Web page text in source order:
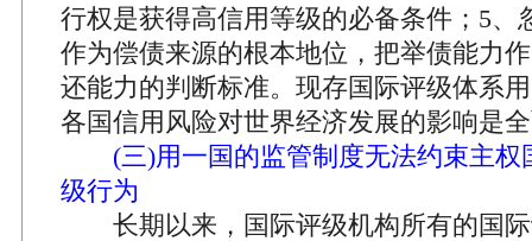
行权是获得高信用等级的必备条件；5、
作为偿债来源的根本地位，把举债能力
还能力的判断标准。现存国际评级体系
各国信用风险对世界经济发展的影响是
(三)用一国的监管制度无法约束主权
级行为
长期以来，国际评级机构所有的国际